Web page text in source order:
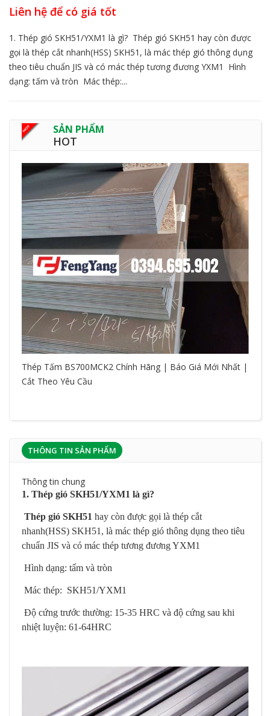
Liên hệ để có giá tốt
1. Thép gió SKH51/YXM1 là gì? Thép gió SKH51 hay còn được
gọi là thép cắt nhanh(HSS) SKH51, là mác thép gió thông dụng
theo tiêu chuẩn JIS và có mác thép tương đương YXM1  Hình
dạng: tấm và tròn  Mác thép:...
SẢN PHẨM
HOT
Thép Tấm BS700MCK2 Chính Hãng | Báo Giá Mới Nhất |
Cắt Theo Yêu Cầu
THÔNG TIN SẢN PHẨM
Thông tin chung
1. Thép gió SKH51/YXM1 là gì?
Thép gió SKH51 hay còn được gọi là thép cắt
nhanh(HSS) SKH51, là mác thép gió thông dụng theo tiêu
chuẩn JIS và có mác thép tương đương YXM1
 Hình dạng: tấm và tròn
 Mác thép: SKH51/YXM1
 Độ cứng trước thường: 15-35 HRC và độ cứng sau khi
nhiệt luyện: 61-64HRC